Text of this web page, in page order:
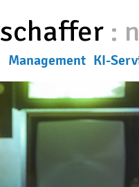
:
Management KI-
News